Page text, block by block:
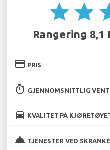
star star
Rangering
credit_card PRIS
timer GJENNOMSNITTLIG
directions_car KVALITET PÅ
room_service TJENESTER VED SKRANKE